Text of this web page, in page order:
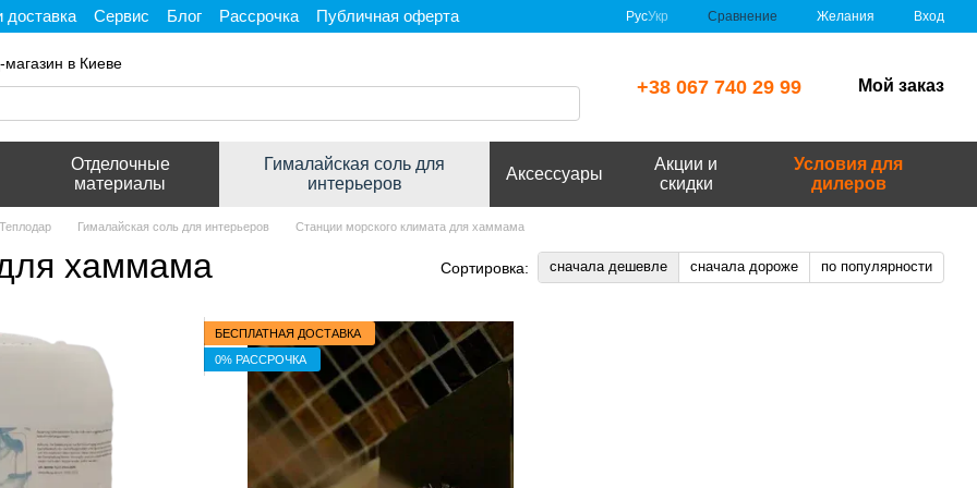
доставка Сервис Блог Рассрочка
Публичная оферта
РусУкр Сравнение Желания Вход
в Киеве
+38 067 740 29 99 Мой заказ
Отделочные
материалы
Гималайская соль для
интерьеров
Аксессуары
Акции и
скидки
Условия для
дилеров
Гималайская соль для интерьеров Станции морского климата для хаммама
хаммама Сортировка: сначала дешевле сначала дороже по популярности
БЕСПЛАТНАЯ ДОСТАВКА
0% РАССРОЧКА